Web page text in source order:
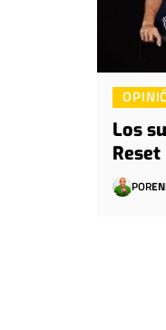
Los
Reset
POR